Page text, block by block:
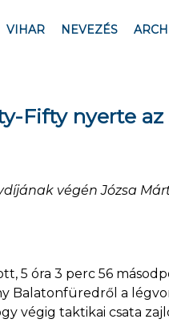
VIHAR NEVEZÉS
Fifty nyerte az
végén Józsa
5 óra 3 perc 56
Balatonfüredről a
végig taktikai csata